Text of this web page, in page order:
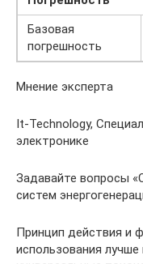
Базовая
погрешность
Мнение эксперта
It-Technology,
электронике
Задавайте вопросы
систем
Принцип действия и
использования